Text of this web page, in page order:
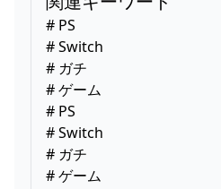
# PS
# Switch
# ガチ
# ゲーム
# PS
# Switch
# ガチ
# ゲーム